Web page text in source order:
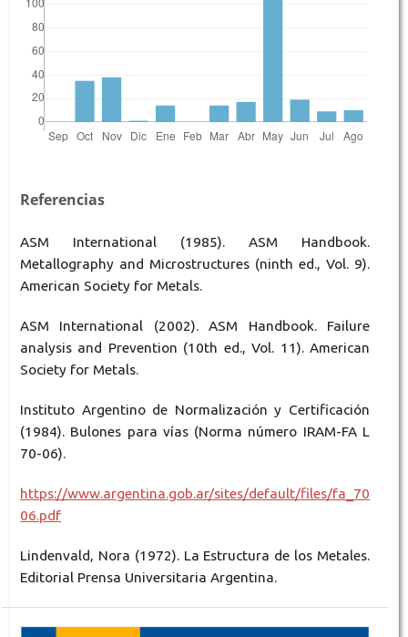
Referencias
ASM International (1985). ASM Handbook.
Metallography and Microstructures (ninth ed., Vol. 9).
American Society for Metals.
ASM International (2002). ASM Handbook. Failure
analysis and Prevention (10th ed., Vol. 11). American
Society for Metals.
Instituto Argentino de Normalización y Certificación
(1984). Bulones para vías (Norma número IRAM-FA L
70-06).
https://www.argentina.gob.ar/sites/default/files/fa_70
06.pdf
Lindenvald, Nora (1972). La Estructura de los Metales.
Editorial Prensa Universitaria Argentina.